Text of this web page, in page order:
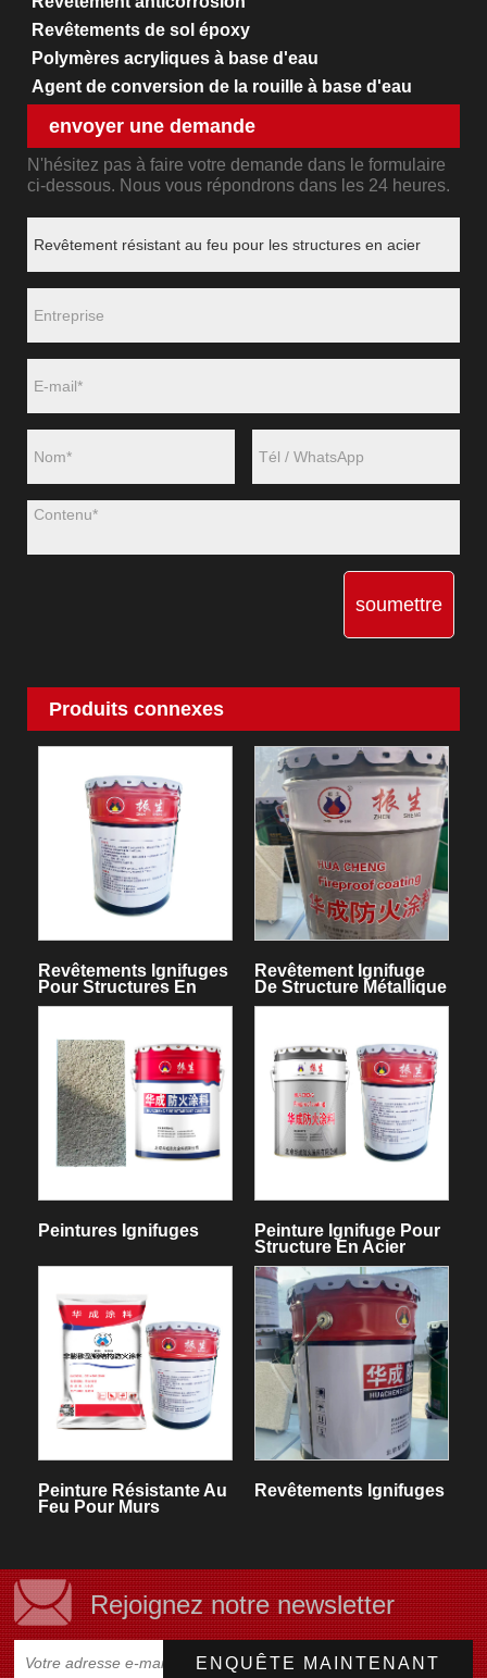
Revêtements de sol époxy
Polymères acryliques à base d'eau
Agent de conversion de la rouille à base d'eau
envoyer une demande
N'hésitez pas à faire votre demande dans le formulaire
ci-dessous. Nous vous répondrons dans les 24 heures.
soumettre
Produits connexes
Revêtements Ignifuges
Pour Structures En
Acier
Revêtement Ignifuge
De Structure Métallique
Intumescente
Peintures Ignifuges
Peinture Ignifuge Pour
Structure En Acier
Déployée Intérieure
Peinture Résistante Au
Feu Pour Murs
Revêtements Ignifuges
Rejoignez notre newsletter